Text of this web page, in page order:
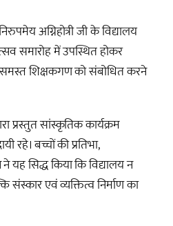
अग्निहोत्री जी के विद्यालय
समारोह में उपस्थित होकर
समस्त शिक्षकगण को संबोधित करने
प्रस्तुत सांस्कृतिक कार्यक्रम
रहे। बच्चों की प्रतिभा,
सिद्ध किया कि विद्यालय न
संस्कार एवं व्यक्तित्व निर्माण का